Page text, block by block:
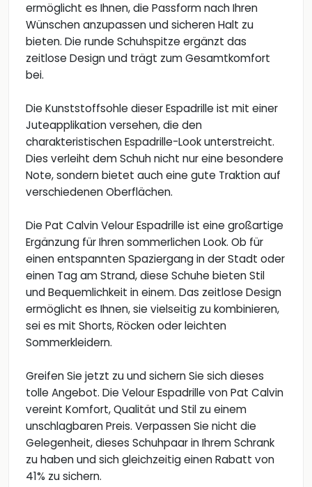
ermöglicht es Ihnen, die Passform nach Ihren
Wünschen anzupassen und sicheren Halt zu
bieten. Die runde Schuhspitze ergänzt das
zeitlose Design und trägt zum Gesamtkomfort
bei.
Die Kunststoffsohle dieser Espadrille ist mit einer
Juteapplikation versehen, die den
charakteristischen Espadrille-Look unterstreicht.
Dies verleiht dem Schuh nicht nur eine besondere
Note, sondern bietet auch eine gute Traktion auf
verschiedenen Oberflächen.
Die Pat Calvin Velour Espadrille ist eine großartige
Ergänzung für Ihren sommerlichen Look. Ob für
einen entspannten Spaziergang in der Stadt oder
einen Tag am Strand, diese Schuhe bieten Stil
und Bequemlichkeit in einem. Das zeitlose Design
ermöglicht es Ihnen, sie vielseitig zu kombinieren,
sei es mit Shorts, Röcken oder leichten
Sommerkleidern.
Greifen Sie jetzt zu und sichern Sie sich dieses
tolle Angebot. Die Velour Espadrille von Pat Calvin
vereint Komfort, Qualität und Stil zu einem
unschlagbaren Preis. Verpassen Sie nicht die
Gelegenheit, dieses Schuhpaar in Ihrem Schrank
zu haben und sich gleichzeitig einen Rabatt von
41% zu sichern.